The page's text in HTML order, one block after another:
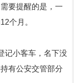
要提醒的是，一
个月。
记小客车，名下没
有公安交管部分